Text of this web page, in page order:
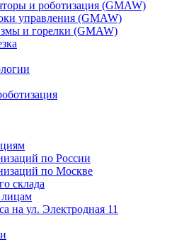
и роботизация (GMAW)
управления (GMAW)
и горелки (GMAW)
по России
по Москве
склада
лицам
на ул. Электродная 11